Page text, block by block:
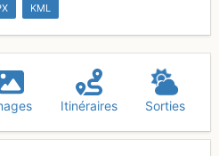
KML
Itinéraires Sorties